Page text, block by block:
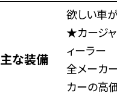
主な装備
欲しい車
★カージ
ィーラー
全メーカ
カーの高